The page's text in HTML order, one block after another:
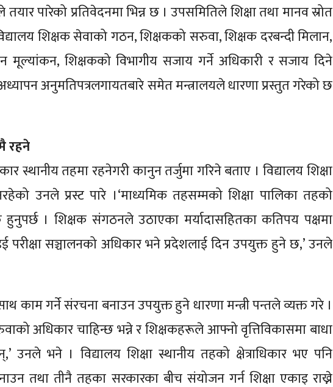
पारेको प्रतिवेदनमा भिन्न छ । उपसमितिले शिक्षा तथा मानव स्रोत
शिक्षक सेवाको गठन, शिक्षकको सरुवा, शिक्षक दरबन्दी मिलान,
मूल्यांकन, शिक्षकको विभागीय सजाय गर्ने अधिकारी र सजाय दिने
अध्यापन अनुमतिपत्रलगायतबारे समेत मन्त्रालयले धारणा प्रस्तुत गरेको छ
रहने
स्थानीय तहमा रहनेगरी कानुन तर्जुमा गरिने बताए । विद्यालय शिक्षा
उनले प्रस्ट पारे ।‘माध्यमिक तहसम्मको शिक्षा पालिका तहको
हुनुपर्छ । शिक्षक संगठनले उठाएका मर्यादासहितका कतिपय पक्षमा
सञ्चालनको अधिकार भने प्रदेशलाई दिन उपयुक्त हुने छ,’ उनले
काम गर्ने संरचना बनाउन उपयुक्त हुने धारणा मन्त्री पन्तले व्यक्त गरे ।
अधिकार चाहिन्छ भन्ने र शिक्षकहरूले आफ्नो वृत्तिविकासमा बाधा
भने । विद्यालय शिक्षा स्थानीय तहको क्षेत्राधिकार भए पनि
तथा तीनै तहका सरकारका बीच संयोजन गर्न शिक्षा एकाइ राख्ने